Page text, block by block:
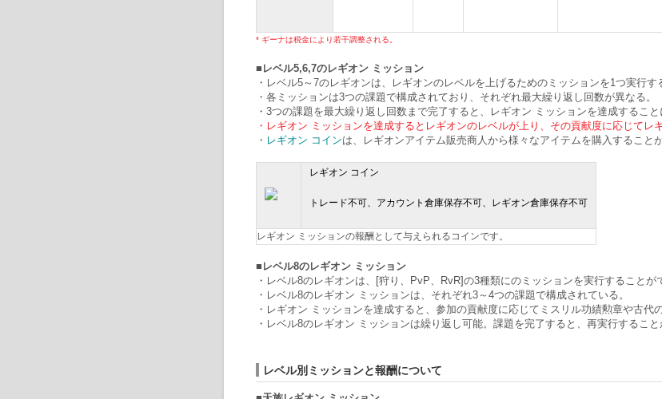
* ギーナは税金により若干調整される。
■レベル5,6,7のレギオン ミッション
・レベル5～7のレギオンは、レギオンのレベルを上げるためのミッションを1つ実行す
・各ミッション​​は3つの課題で構成されており、それぞれ最大繰り返し回数が異なる。
・3つの課題を最大繰り返し回数まで完了すると、レギオン ミッションを達成すること
・レギオン ミッションを達成するとレギオンのレベルが上り、その貢献度に応じてレ
・ レギオン コインは、レギオンアイテム販売商人から様々なアイテムを購入することが
レギオン コイン
トレード不可、アカウント倉庫保存不可、レギオン倉庫保存不可
レギオン ミッションの報酬として与えられるコインです。
■レベル8のレギオン ミッション
・レベル8のレギオンは、[狩り、PvP、RvR]の3種類にのミッションを実行することが
・レベル8のレギオン ミッションは、それぞれ3～4つの課題で構成されている。
・レギオン ミッションを達成すると、参加の貢献度に応じてミスリル功績勲章や古代
・レベル8のレギオン ミッションは繰り返し可能。課題を完了すると、再実行すること
レベル別ミッションと報酬について